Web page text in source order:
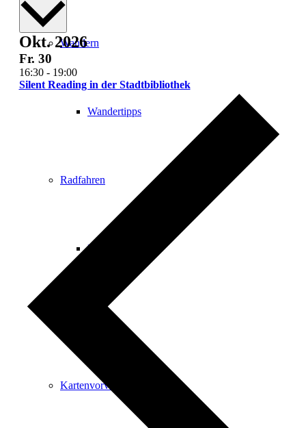
Wandern
Wandertipps
Radfahren
Radeltipps
Schwimmen
Kartenvorverkauf
Okt. 2026
Fr. 30
16:30- 19:00
Silent Reading in der Stadtbibliothek